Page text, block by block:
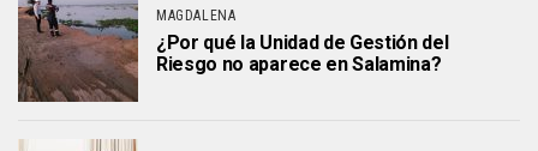
MAGDALENA
¿Por qué la Unidad de Gestión del
Riesgo no aparece en Salamina?